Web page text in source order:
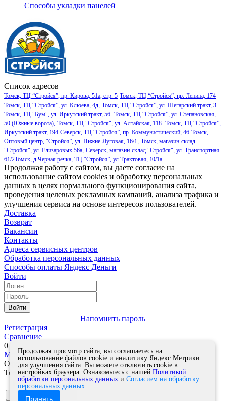
Способы укладки панелей
Список адресов
Томск, ТЦ “Стройся”, пр. Кирова, 51а, стр. 5 Томск, ТЦ “Стройся”, пр. Ленина, 174
Томск, ТЦ “Стройся”, ул. Клюева, 4д, Томск, ТЦ “Стройся”, ул. Шегарский тракт, 3
Томск, ТЦ "Бум", ул. Иркутский тракт, 56 Томск, ТЦ “Стройся”, ул. Степановская,
50 (Южные ворота), Томск, ТЦ "Стройся", ул. Алтайская, 118 Томск, ТЦ “Стройся”,
Иркутский тракт, 194 Северск, ТЦ “Стройся”, пр. Коммунистический, 46 Томск,
Оптовый центр, “Стройся”, ул. Нижне-Луговая, 16/1, Томск, магазин-склад
"Стройся", ул. Елизаровых 56а, Северск, магазин-склад "Стройся", ул. Транспортная
61/2Томск, д.Черная речка, ТЦ “Стройся”, ул.Трактовая, 10/1а
Продолжая работу с сайтом, вы даете согласие на
использование сайтом cookies и обработку персональных
данных в целях нормального функционирования сайта,
проведения целевых рекламных кампаний, анализа трафика и
улучшения сервиса на основе интересов пользователей.
Доставка
Возврат
Вакансии
Контакты
Адреса сервисных центров
Обработка персональных данных
Способы оплаты Яндекс Деньги
Войти
Войти
Напомнить пароль
Регистрация
Сравнение
0
Моя корзина00руб.
Оформить заказ
Товар успешно добавлен в корзину!
Кол-во
Продолжить покупки
Продолжая просмотр сайта, вы соглашаетесь на
использование файлов cookie и аналитику Яндекс.Метрики
для улучшения сайта. Вы можете отключить cookie в
настройках браузера. Ознакомьтесь с нашей Политикой
обработки персональных данных и Согласием на обработку
персональных данных
Принять